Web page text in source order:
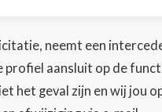
neemt een
profiel aansluit op de
het geval zijn en wij jou